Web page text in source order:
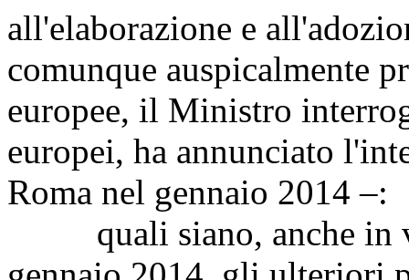
all'elaborazione e
comunque auspicalmente
europee, il Ministro
europei, ha annunciato
Roma nel gennaio 2014 –:
quali siano, anche in